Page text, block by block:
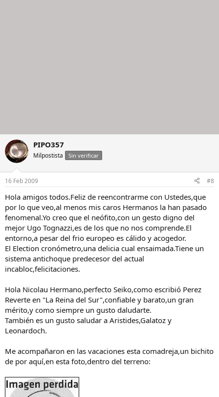
PIPO357
Milpostista Sin verificar
16 Feb 2009 #8
Hola amigos todos.Feliz de reencontrarme con Ustedes,que
por lo que veo,al menos mis caros Hermanos la han pasado
fenomenal.Yo creo que el neófito,con un gesto digno del
mejor Ugo Tognazzi,es de los que no nos comprende.El
entorno,a pesar del frio europeo es cálido y acogedor.
El Election cronómetro,una delicia cual ensaimada.Tiene un
sistema antichoque predecesor del actual
incabloc,felicitaciones.
Hola Nicolau Hermano,perfecto Seiko,como escribió Perez
Reverte en "La Reina del Sur",confiable y barato,un gran
mérito,y como siempre un gusto daludarte.
También es un gusto saludar a Aristides,Galatoz y
Leonardoch.
Me acompañaron en las vacaciones esta comadreja,un bichito
de por aquí,en esta foto,dentro del terreno: